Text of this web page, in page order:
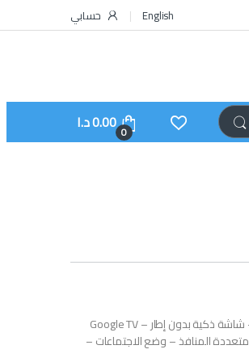
English حسابي
0
0.00د.ا
تلفزيون G-Guard 43 بوصة – GG-43 TG Omega – شاشة ذكية بدون إطار – Google TV
HDR10 Dolby – كروم كاست مدمج – شاشة LED متعددة المنافذ – وضع الاجتماعات –